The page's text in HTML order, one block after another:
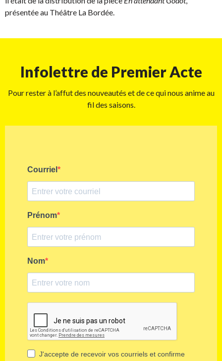
présentée au Théâtre La Bordée.
Infolettre de Premier Acte
Pour rester à l’affut des nouveautés et de ce qui nous anime au
fil des saisons.